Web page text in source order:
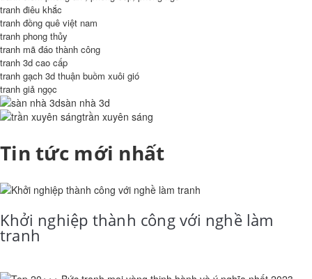
tranh điêu khắc
tranh đồng quê việt nam
tranh phong thủy
tranh mã đáo thành công
tranh 3d cao cấp
tranh gạch 3d thuận buồm xuôi gió
tranh giả ngọc
sàn nhà 3d
trần xuyên sáng
Tin tức mới nhất
Khởi nghiệp thành công với nghề làm
tranh